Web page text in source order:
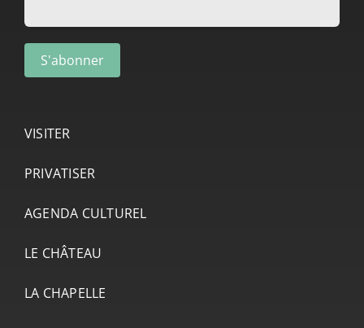
VISITER
PRIVATISER
AGENDA CULTUREL
LE CHÂTEAU
LA CHAPELLE